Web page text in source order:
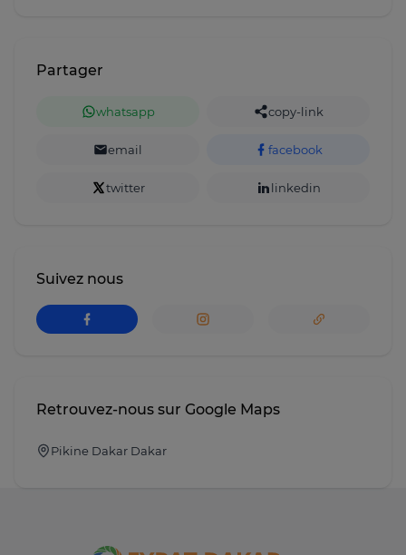
Partager
whatsapp copy-link
email facebook
twitter linkedin
Suivez nous
Retrouvez-nous sur Google Maps
Pikine Dakar Dakar